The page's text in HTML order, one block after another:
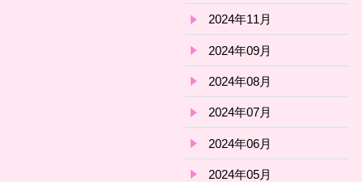
2024年11月
2024年09月
2024年08月
2024年07月
2024年06月
2024年05月